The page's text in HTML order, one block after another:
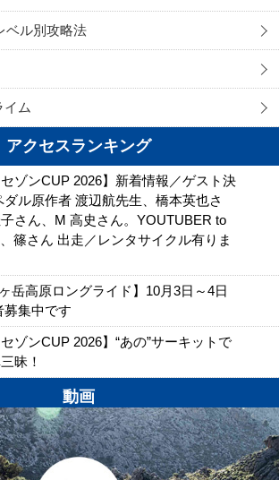
ベル別攻略法
イム
アクセスランキング
セゾンCUP 2026】新着情報／ゲスト決
ダル原作者 渡辺航先生、橋本英也さ
さん、M 高史さん。YOUTUBER to
篠さん 出走／レンタサイクル有りま
ヶ岳高原ロングライド】10月3日～4日
募集中です
セゾンCUP 2026】“あの”サーキットで
昧！
動画